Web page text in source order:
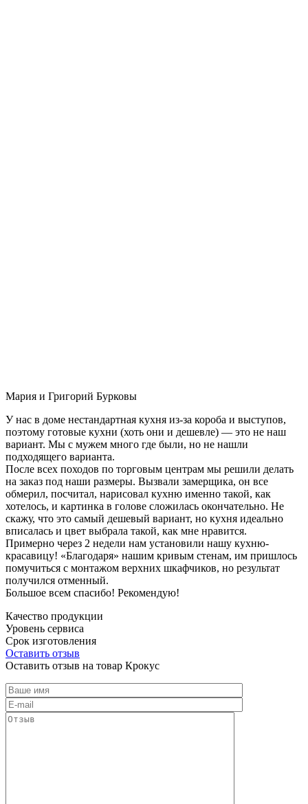
Мария и Григорий Бурковы
У нас в доме нестандартная кухня из-за короба и выступов,
поэтому готовые кухни (хоть они и дешевле) — это не наш
вариант. Мы с мужем много где были, но не нашли
подходящего варианта.
После всех походов по торговым центрам мы решили делать
на заказ под наши размеры. Вызвали замерщика, он все
обмерил, посчитал, нарисовал кухню именно такой, как
хотелось, и картинка в голове сложилась окончательно. Не
скажу, что это самый дешевый вариант, но кухня идеально
вписалась и цвет выбрала такой, как мне нравится.
Примерно через 2 недели нам установили нашу кухню-
красавицу! «Благодаря» нашим кривым стенам, им пришлось
помучиться с монтажом верхних шкафчиков, но результат
получился отменный.
Большое всем спасибо! Рекомендую!
Качество продукции
Уровень сервиса
Срок изготовления
Оставить отзыв
Оставить отзыв на товар Крокус